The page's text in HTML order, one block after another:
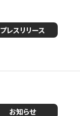
プレスリリース
お知らせ